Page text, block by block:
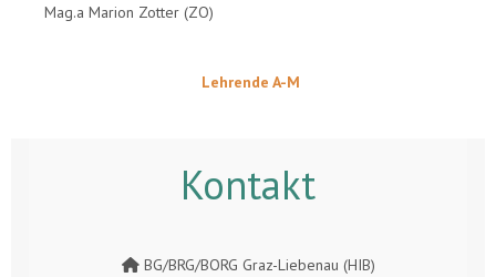
Mag.a Marion Zotter (ZO)
Lehrende A-M
Kontakt
BG/BRG/BORG Graz-Liebenau (HIB)